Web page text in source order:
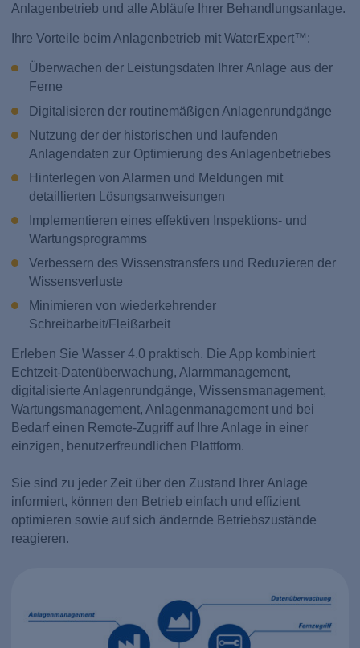
Anlagenbetrieb und alle Abläufe Ihrer Behandlungsanlage.
Ihre Vorteile beim Anlagenbetrieb mit WaterExpert™:
Überwachen der Leistungsdaten Ihrer Anlage aus der
Ferne
Digitalisieren der routinemäßigen Anlagenrundgänge
Nutzung der der historischen und laufenden
Anlagendaten zur Optimierung des Anlagenbetriebes
Hinterlegen von Alarmen und Meldungen mit
detaillierten Lösungsanweisungen
Implementieren eines effektiven Inspektions- und
Wartungsprogramms
Verbessern des Wissenstransfers und Reduzieren der
Wissensverluste
Minimieren von wiederkehrender
Schreibarbeit/Fleißarbeit
Erleben Sie Wasser 4.0 praktisch. Die App kombiniert
Echtzeit-Datenüberwachung, Alarmmanagement,
digitalisierte Anlagenrundgänge, Wissensmanagement,
Wartungsmanagement, Anlagenmanagement und bei
Bedarf einen Remote-Zugriff auf Ihre Anlage in einer
einzigen, benutzerfreundlichen Plattform.
Sie sind zu jeder Zeit über den Zustand Ihrer Anlage
informiert, können den Betrieb einfach und effizient
optimieren sowie auf sich ändernde Betriebszustände
reagieren.